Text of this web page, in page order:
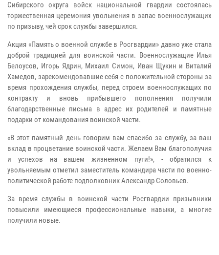
Сибирского округа войск национальной гвардии состоялась
торжественная церемония увольнения в запас военнослужащих
по призыву, чей срок службы завершился.
Акция «Память о военной службе в Росгвардии» давно уже стала
доброй традицией для воинской части. Военнослужащие Илья
Белоусов, Игорь Ядрин, Михаил Симон, Иван Щукин и Виталий
Хамедов, зарекомендовавшие себя с положительной стороны за
время прохождения службы, перед строем военнослужащих по
контракту и вновь прибывшего пополнения получили
благодарственные письма в адрес их родителей и памятные
подарки от командования воинской части.
«В этот памятный день говорим вам спасибо за службу, за ваш
вклад в процветание воинской части. Желаем Вам благополучия
и успехов на вашем жизненном пути!», - обратился к
увольняемым отметил заместитель командира части по военно-
политической работе подполковник Александр Соловьев.
За время службы в воинской части Росгвардии призывники
повысили имеющиеся профессиональные навыки, а многие
получили новые.